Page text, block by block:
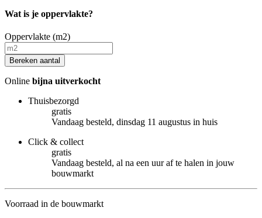
Wat is je oppervlakte?
Oppervlakte (m2)
Bereken aantal
Online bijna uitverkocht
Thuisbezorgd
gratis
Vandaag besteld, dinsdag 11 augustus in huis
Click & collect
gratis
Vandaag besteld, al na een uur af te halen in jouw
bouwmarkt
Voorraad in de bouwmarkt